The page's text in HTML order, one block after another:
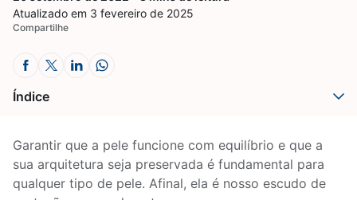
Atualizado em 3 fevereiro de 2025
Compartilhe
Índice
Garantir que a pele funcione com equilíbrio e que a
sua arquitetura seja preservada é fundamental para
qualquer tipo de pele. Afinal, ela é nosso escudo de